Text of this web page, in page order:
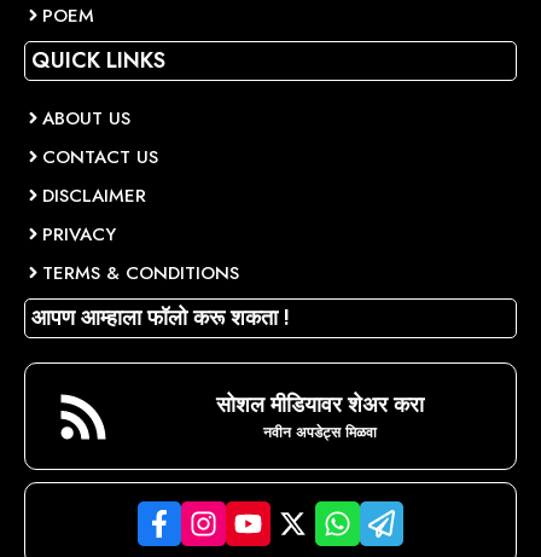
POEM
QUICK LINKS
ABOUT US
CONTACT US
DISCLAIMER
PRIVACY
TERMS & CONDITIONS
आपण आम्हाला फॉलो करू शकता !
सोशल मीडियावर शेअर करा
नवीन अपडेट्स मिळवा